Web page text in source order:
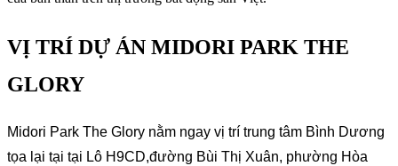
VỊ TRÍ DỰ ÁN MIDORI PARK THE
GLORY
Midori Park The Glory nằm ngay vị trí trung tâm Bình Dương
tọa lại tại tại Lô H9CD,đường Bùi Thị Xuân, phường Hòa